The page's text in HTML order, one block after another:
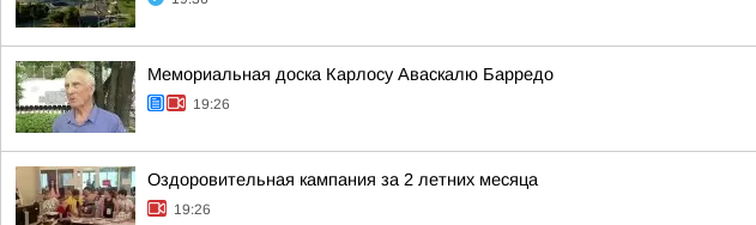
Мемориальная доска Карлосу Аваскалю Барредо
19:26
Оздоровительная кампания за 2 летних месяца
19:26